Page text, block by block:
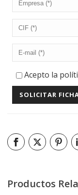
Acepto la
Productos